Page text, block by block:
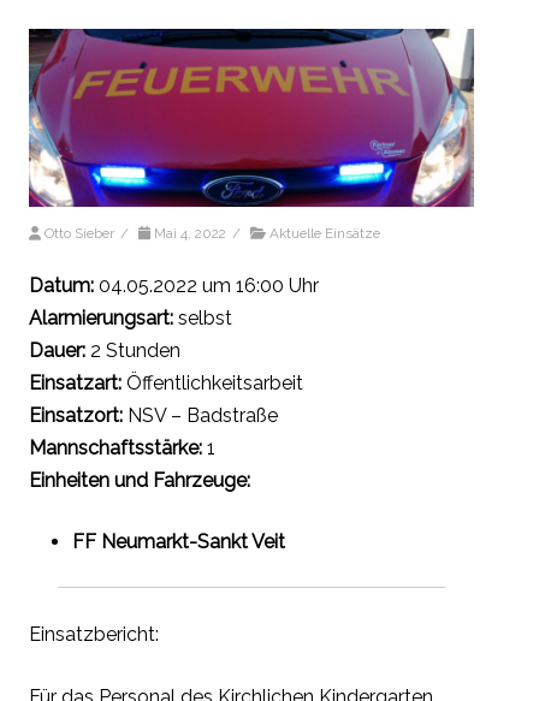
Otto Sieber / Mai 4, 2022 / Aktuelle Einsätze
Datum: 04.05.2022 um 16:00 Uhr
Alarmierungsart: selbst
Dauer: 2 Stunden
Einsatzart: Öffentlichkeitsarbeit
Einsatzort: NSV – Badstraße
Mannschaftsstärke: 1
Einheiten und Fahrzeuge:
FF Neumarkt-Sankt Veit
Einsatzbericht: